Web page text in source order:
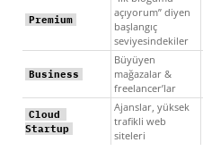
Premium
açıyorum” diyen
başlangıç
seviyesindekiler
Business
Büyüyen
mağazalar &
freelancer’lar
Cloud
Startup
Ajanslar, yüksek
trafikli web
siteleri